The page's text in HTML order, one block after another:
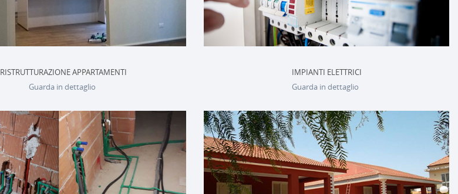
RISTRUTTURAZIONE APPARTAMENTI
Guarda in dettaglio
IMPIANTI ELETTRICI
Guarda in dettaglio